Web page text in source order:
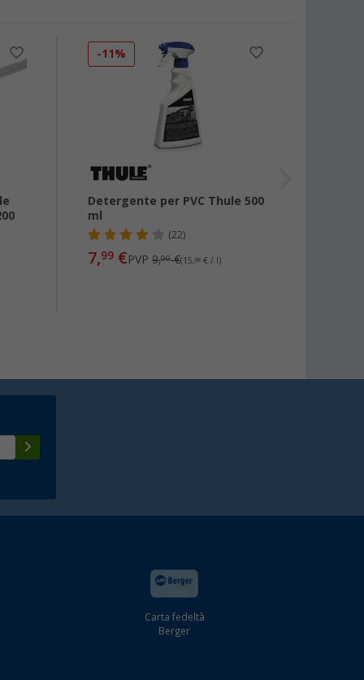
-11%
Detergente per PVC Thule 500
ml
(22)
7,99€PVP 9,00€(15,98€ / l)
Carta fedeltà
Berger